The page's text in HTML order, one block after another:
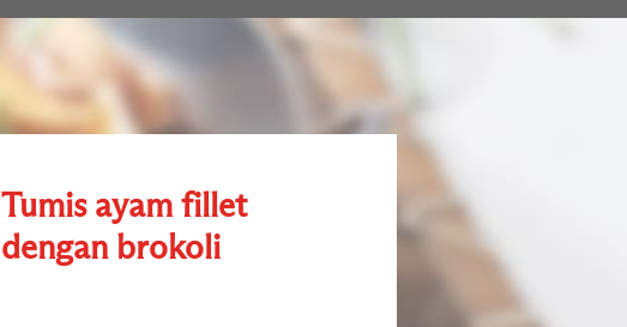
Tumis ayam fillet
dengan brokoli